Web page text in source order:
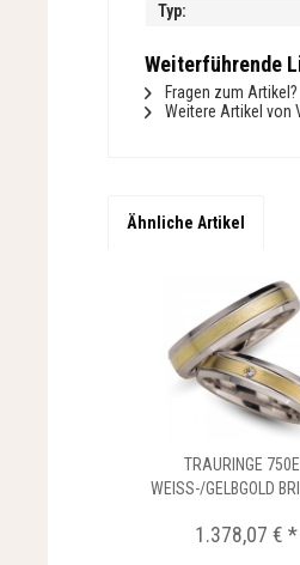
Typ:
Weiterführende
Fragen zum Artikel?
Weitere Artikel von
Ähnliche Artikel
TRAURINGE
WEISS-/GELBGOLD
1.378,07 € *